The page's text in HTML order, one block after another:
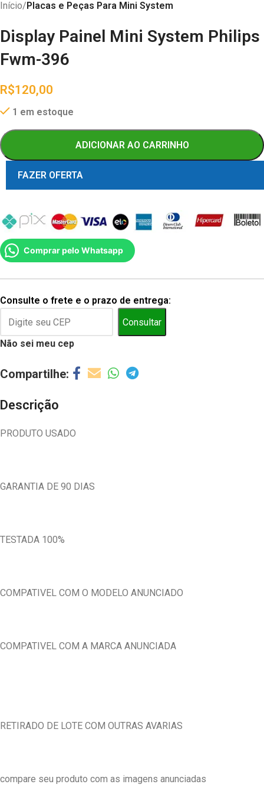
Início Placas e Peças Para Mini System
Display Painel Mini System Philips
Fwm-396
R$120,00
1 em estoque
ADICIONAR AO CARRINHO
FAZER OFERTA
Comprar pelo Whatsapp
Consulte o frete e o prazo de entrega:
Consultar
Não sei meu cep
Descrição
PRODUTO USADO
GARANTIA DE 90 DIAS
TESTADA 100%
COMPATIVEL COM O MODELO ANUNCIADO
COMPATIVEL COM A MARCA ANUNCIADA
RETIRADO DE LOTE COM OUTRAS AVARIAS
compare seu produto com as imagens anunciadas